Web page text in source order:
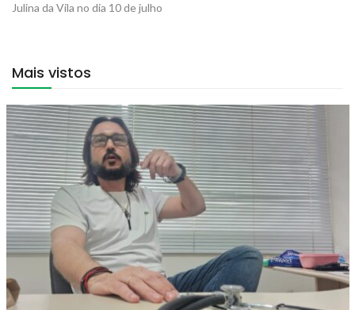
Julina da Vila no dia 10 de julho
Mais vistos